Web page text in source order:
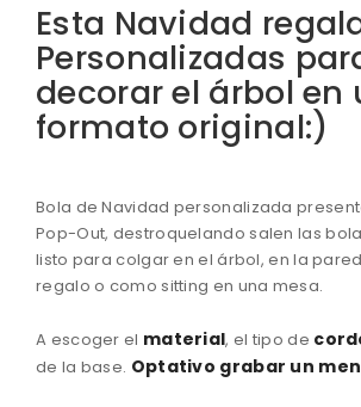
Esta Navidad
Personalizadas
decorar el árbol en
formato original:)
Bola de Navidad personalizada
Pop-Out, destroquelando salen las
listo para colgar en el árbol, en la pared
regalo o como sitting en una mesa.
A escoger el material, el tipo de
de la base. Optativo grabar un